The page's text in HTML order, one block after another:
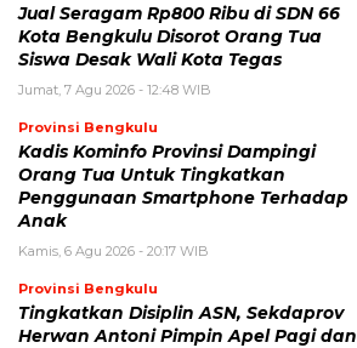
Jual Seragam Rp800 Ribu di SDN 66
Kota Bengkulu Disorot Orang Tua
Siswa Desak Wali Kota Tegas
Jumat, 7 Agu 2026 - 12:48 WIB
Provinsi Bengkulu
Kadis Kominfo Provinsi Dampingi
Orang Tua Untuk Tingkatkan
Penggunaan Smartphone Terhadap
Anak
Kamis, 6 Agu 2026 - 20:17 WIB
Provinsi Bengkulu
Tingkatkan Disiplin ASN, Sekdaprov
Herwan Antoni Pimpin Apel Pagi dan